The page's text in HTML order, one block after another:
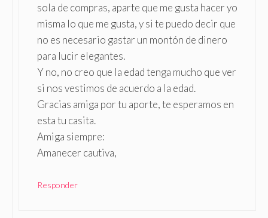
sola de compras, aparte que me gusta hacer yo
misma lo que me gusta, y si te puedo decir que
no es necesario gastar un montón de dinero
para lucir elegantes.
Y no, no creo que la edad tenga mucho que ver
si nos vestimos de acuerdo a la edad.
Gracias amiga por tu aporte, te esperamos en
esta tu casita.
Amiga siempre:
Amanecer cautiva,
Responder